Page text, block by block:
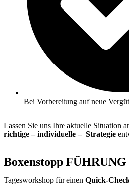
Bei Vorbereitung auf neue
Lassen Sie uns Ihre aktuelle Situation
richtige – individuelle – Strategie
Boxenstopp FÜHRUNG
Tagesworkshop für einen Quick-